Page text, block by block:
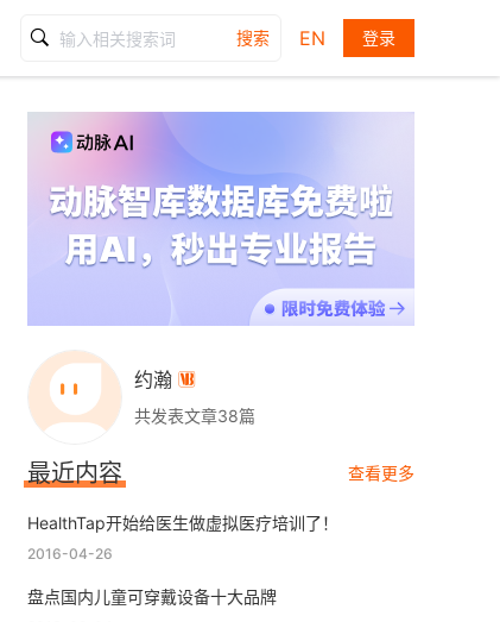
搜索 EN 登录
约瀚 
共发表文章38篇
最近内容 查看更多
HealthTap开始给医生做虚拟医疗培训了！
2016-04-26
盘点国内儿童可穿戴设备十大品牌